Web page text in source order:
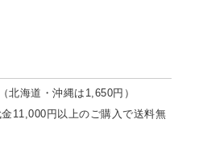
北海道・沖縄は1,650円）
11,000円以上のご購入で送料無